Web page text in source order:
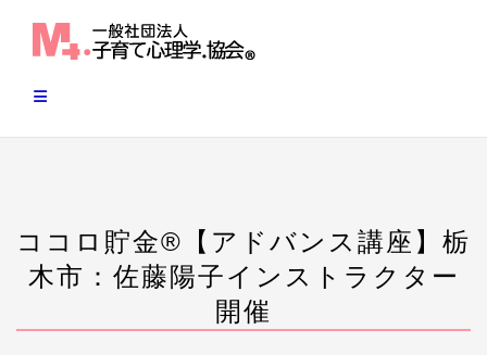
ココロ貯金®︎【アドバンス講座】栃
木市：佐藤陽子インストラクター
開催